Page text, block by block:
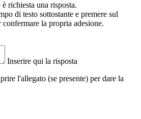
richiesta una risposta.
di testo sottostante e premere sul
la propria adesione.
Inserire qui la risposta
l'allegato (se presente) per dare la